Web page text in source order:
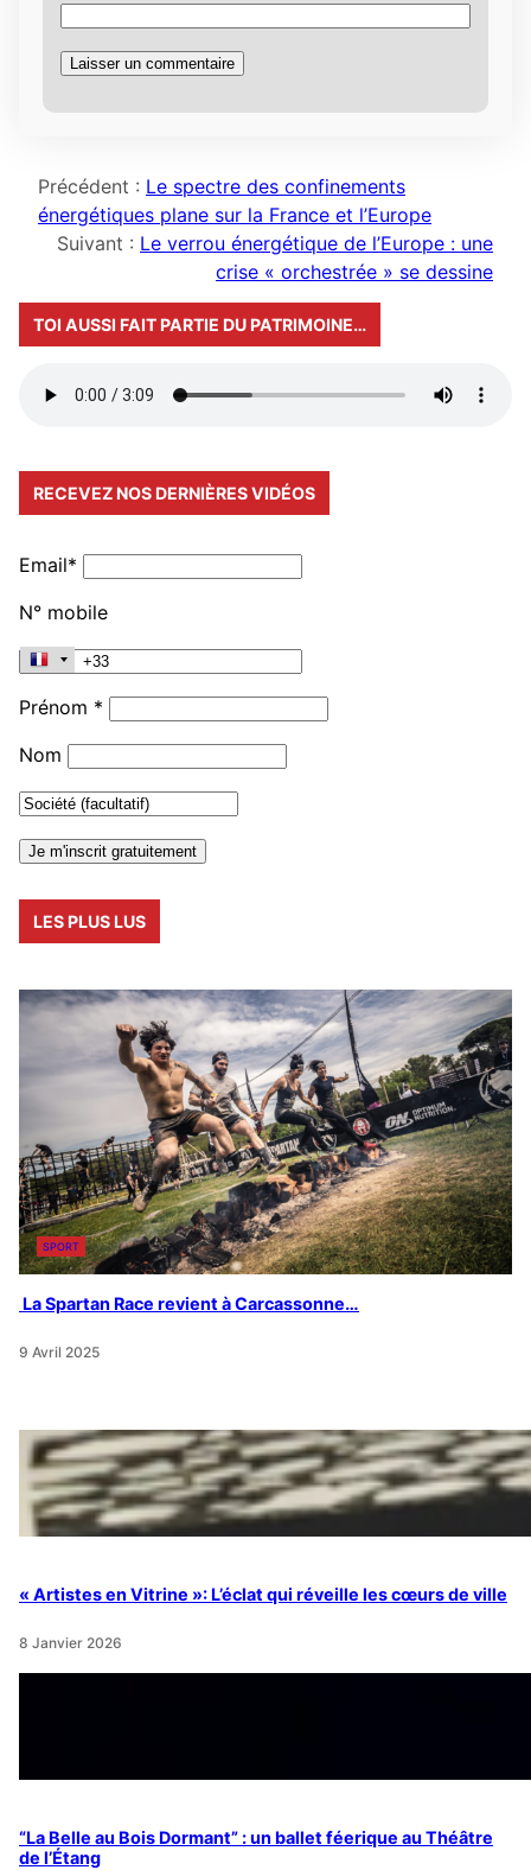
Précédent : Le spectre des confinements
énergétiques plane sur la France et l’Europe
Suivant : Le verrou énergétique de l’Europe : une
crise « orchestrée » se dessine
TOI AUSSI FAIT PARTIE DU PATRIMOINE…
RECEVEZ NOS DERNIÈRES VIDÉOS
Email*
N° mobile
Prénom *
Nom
LES PLUS LUS
SPORT
La Spartan Race revient à Carcassonne…
9 Avril 2025
« Artistes en Vitrine »: L’éclat qui réveille les cœurs de ville
8 Janvier 2026
“La Belle au Bois Dormant” : un ballet féerique au Théâtre
de l’Étang